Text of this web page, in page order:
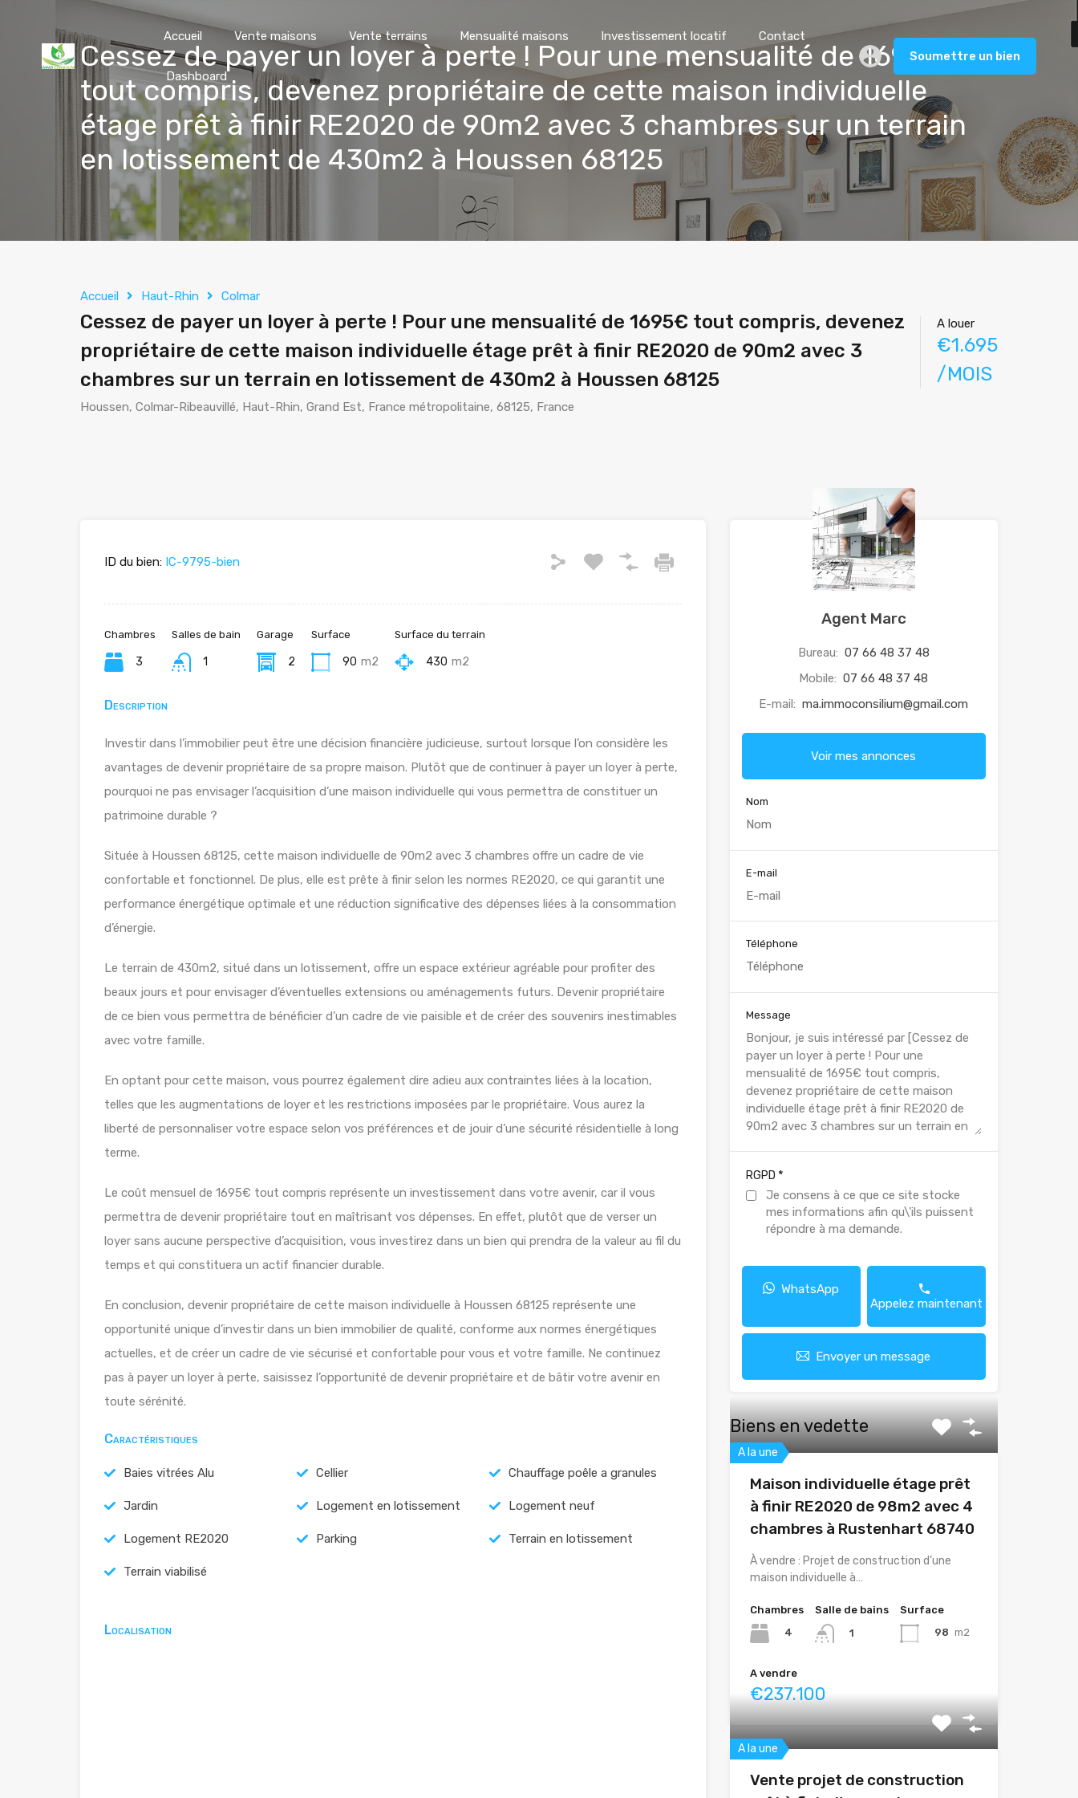
Accueil Vente maisons Vente terrains Mensualité maisons Investissement locatif Contact
Dashboard
Soumettre un bien
Cessez de payer un loyer à perte ! Pour une mensualité de 1695€
tout compris, devenez propriétaire de cette maison individuelle
étage prêt à finir RE2020 de 90m2 avec 3 chambres sur un terrain
en lotissement de 430m2 à Houssen 68125
Accueil Haut-Rhin Colmar
Cessez de payer un loyer à perte ! Pour une mensualité de 1695€ tout compris, devenez
propriétaire de cette maison individuelle étage prêt à finir RE2020 de 90m2 avec 3
chambres sur un terrain en lotissement de 430m2 à Houssen 68125
Houssen, Colmar-Ribeauvillé, Haut-Rhin, Grand Est, France métropolitaine, 68125, France
A louer
€1.695
/MOIS
ID du bien: IC-9795-bien
Chambres
3
Salles de bain
1
Garage
2
Surface
90 m2
Surface du terrain
430 m2
Description
Investir dans l’immobilier peut être une décision financière judicieuse, surtout lorsque l’on considère les
avantages de devenir propriétaire de sa propre maison. Plutôt que de continuer à payer un loyer à perte,
pourquoi ne pas envisager l’acquisition d’une maison individuelle qui vous permettra de constituer un
patrimoine durable ?
Située à Houssen 68125, cette maison individuelle de 90m2 avec 3 chambres offre un cadre de vie
confortable et fonctionnel. De plus, elle est prête à finir selon les normes RE2020, ce qui garantit une
performance énergétique optimale et une réduction significative des dépenses liées à la consommation
d’énergie.
Le terrain de 430m2, situé dans un lotissement, offre un espace extérieur agréable pour profiter des
beaux jours et pour envisager d’éventuelles extensions ou aménagements futurs. Devenir propriétaire
de ce bien vous permettra de bénéficier d’un cadre de vie paisible et de créer des souvenirs inestimables
avec votre famille.
En optant pour cette maison, vous pourrez également dire adieu aux contraintes liées à la location,
telles que les augmentations de loyer et les restrictions imposées par le propriétaire. Vous aurez la
liberté de personnaliser votre espace selon vos préférences et de jouir d’une sécurité résidentielle à long
terme.
Le coût mensuel de 1695€ tout compris représente un investissement dans votre avenir, car il vous
permettra de devenir propriétaire tout en maîtrisant vos dépenses. En effet, plutôt que de verser un
loyer sans aucune perspective d’acquisition, vous investirez dans un bien qui prendra de la valeur au fil du
temps et qui constituera un actif financier durable.
En conclusion, devenir propriétaire de cette maison individuelle à Houssen 68125 représente une
opportunité unique d’investir dans un bien immobilier de qualité, conforme aux normes énergétiques
actuelles, et de créer un cadre de vie sécurisé et confortable pour vous et votre famille. Ne continuez
pas à payer un loyer à perte, saisissez l’opportunité de devenir propriétaire et de bâtir votre avenir en
toute sérénité.
Caractéristiques
Baies vitrées Alu Cellier Chauffage poêle a granules
Jardin Logement en lotissement Logement neuf
Logement RE2020 Parking Terrain en lotissement
Terrain viabilisé
Localisation
Agent Marc
Bureau: 07 66 48 37 48
Mobile: 07 66 48 37 48
E-mail: ma.immoconsilium@gmail.com
Voir mes annonces
Nom
E-mail
Téléphone
Message
RGPD *
Je consens à ce que ce site stocke
mes informations afin qu\'ils puissent
répondre à ma demande.
WhatsApp
Appelez maintenant
Envoyer un message
Biens en vedette
A la une
Maison individuelle étage prêt
à finir RE2020 de 98m2 avec 4
chambres à Rustenhart 68740
À vendre : Projet de construction d’une
maison individuelle à…
Chambres
4
Salle de bains
1
Surface
98 m2
A vendre
€237.100
A la une
Vente projet de construction